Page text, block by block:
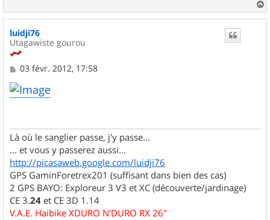
a
luidji76
Utagawiste gourou
M
s
s
03 févr. 2012, 17:58
Là où le sanglier passe, j'y passe...
... et vous y passerez aussi...
http://picasaweb.google.com/luidji76
GPS GaminForetrex201 (suffisant dans bien des cas)
2 GPS BAYO: Exploreur 3 V3 et XC (découverte/jardinage)
CE 3.24 et CE 3D 1.14
V.A.E. Haibike XDURO N'DURO RX 26"